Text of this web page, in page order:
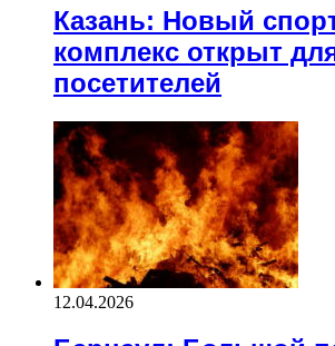
Казань: Новый
комплекс открыт
посетителей
12.04.2026